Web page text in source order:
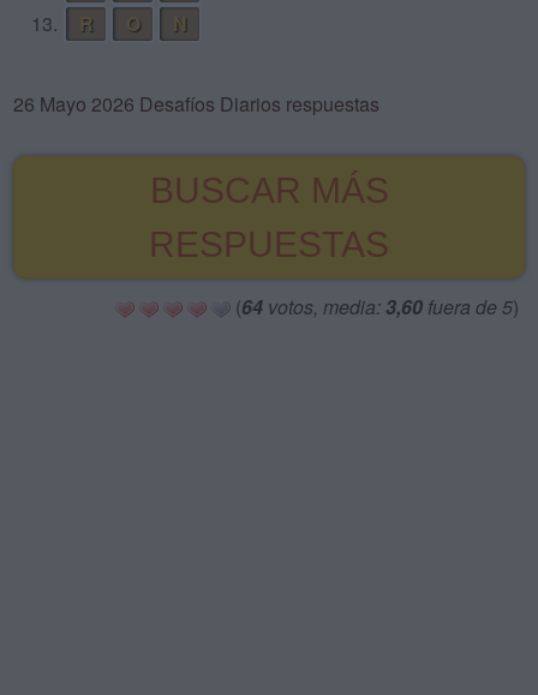
13.
R O N
26 Mayo 2026 Desafíos Diarios respuestas
BUSCAR MÁS
RESPUESTAS
(64 votos, media: 3,60 fuera de 5)